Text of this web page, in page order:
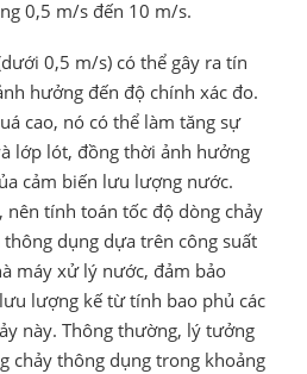
0,5 m/s đến 10 m/s.
0,5 m/s) có thể gây ra tín
hưởng đến độ chính xác đo.
cao, nó có thể làm tăng sự
lớp lót, đồng thời ảnh hưởng
cảm biến lưu lượng nước.
nên tính toán tốc độ dòng chảy
dụng dựa trên công suất
máy xử lý nước, đảm bảo
lượng kế từ tính bao phủ các
này. Thông thường, lý tưởng
chảy thông dụng trong khoảng